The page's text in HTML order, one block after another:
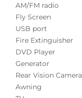
AM/FM radio
Fly Screen
USB port
Fire Extinguisher
DVD Player
Generator
Rear Vision Camera
Awning